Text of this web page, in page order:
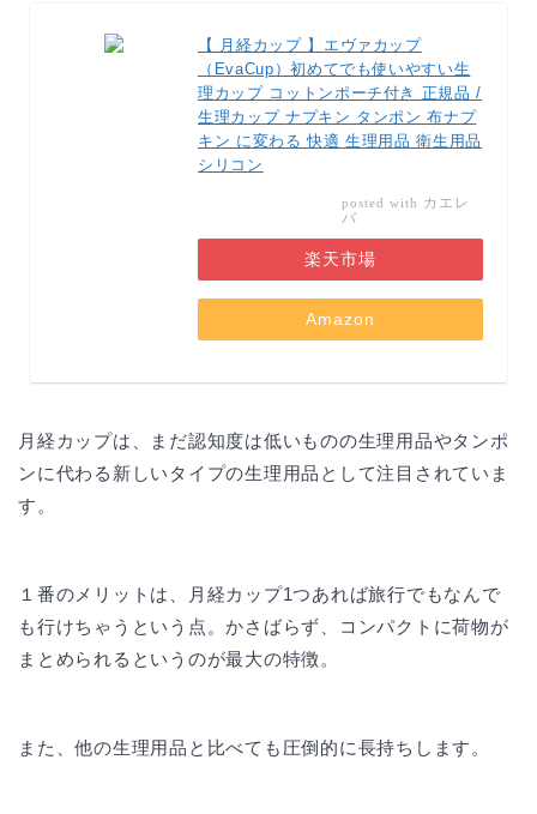
【 月経カップ 】エヴァカップ
（EvaCup）初めてでも使いやすい生
理カップ コットンポーチ付き 正規品 /
生理カップ ナプキン タンポン 布ナプ
キン に変わる 快適 生理用品 衛生用品
シリコン
posted with カエレ
バ
楽天市場
Amazon
月経カップは、まだ認知度は低いものの生理用品やタンポ
ンに代わる新しいタイプの生理用品として注目されていま
す。
１番のメリットは、月経カップ1つあれば旅行でもなんで
も行けちゃうという点。かさばらず、コンパクトに荷物が
まとめられるというのが最大の特徴。
また、他の生理用品と比べても圧倒的に長持ちします。